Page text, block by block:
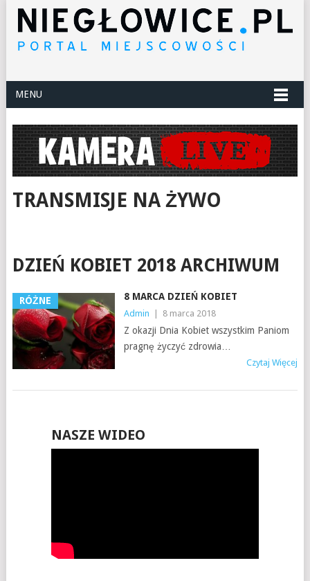
MENU
TRANSMISJE NA ŻYWO
DZIEŃ KOBIET 2018 ARCHIWUM
RÓŻNE 8 MARCA DZIEŃ KOBIET
Admin 8 marca 2018
Z okazji Dnia Kobiet wszystkim Paniom
pragnę życzyć zdrowia…
Czytaj Więcej
NASZE WIDEO